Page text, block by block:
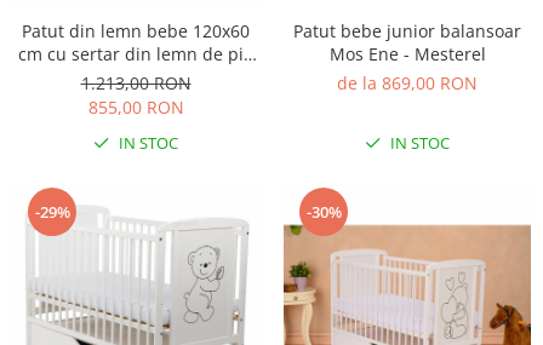
Patut din lemn bebe 120x60
cm cu sertar din lemn de pin
si mdf Alb Qmini Timmi
Elephant
1.213,00 RON
855,00 RON
IN STOC
Patut bebe junior balansoar
Mos Ene - Mesterel
de la 869,00 RON
IN STOC
-29% -30%